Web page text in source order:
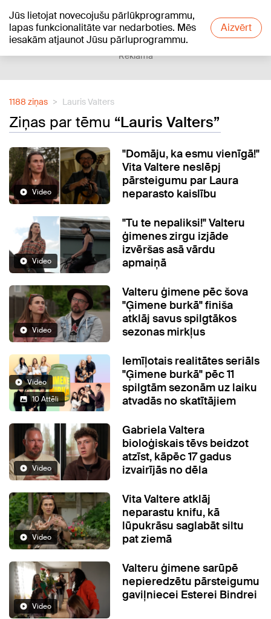
Jūs lietojat novecojušu pārlūkprogrammu,
lapas funkcionalitāte var nedarboties. Mēs
iesakām atjaunot Jūsu pārluprogrammu.
Aizvērt
+19°C
Reklāma
1188 ziņas Lauris Valters
Ziņas par tēmu “Lauris Valters”
Video
"Domāju, ka esmu vienīgā!"
Vita Valtere neslēpj
pārsteigumu par Laura
neparasto kaislību
Video
"Tu te nepaliksi!" Valteru
ģimenes zirgu izjāde
izvēršas asā vārdu
apmaiņā
Video
Valteru ģimene pēc šova
"Ģimene burkā" finiša
atklāj savus spilgtākos
sezonas mirkļus
Video
10 Attēli
Iemīļotais realitātes seriāls
"Ģimene burkā" pēc 11
spilgtām sezonām uz laiku
atvadās no skatītājiem
Video
Gabriela Valtera
bioloģiskais tēvs beidzot
atzīst, kāpēc 17 gadus
izvairījās no dēla
Video
Vita Valtere atklāj
neparastu knifu, kā
lūpukrāsu saglabāt siltu
pat ziemā
Video
Valteru ģimene sarūpē
nepieredzētu pārsteigumu
gaviļniecei Esterei Bindrei